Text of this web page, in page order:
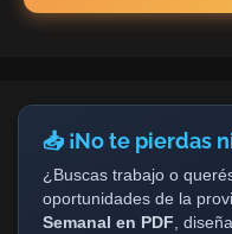
📥 ¡No te pierdas
¿Buscas trabajo o
oportunidades de la
Semanal en PDF,